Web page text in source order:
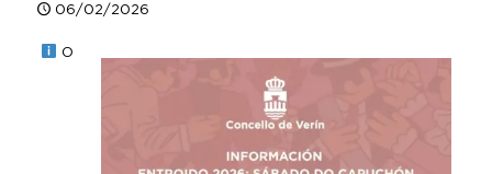
06/02/2026
O